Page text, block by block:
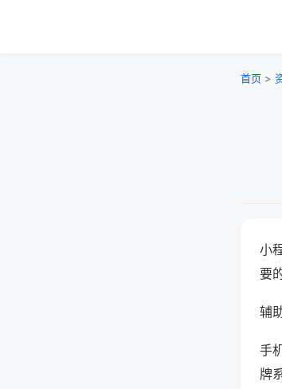
首页 >
小
要
辅
手
牌